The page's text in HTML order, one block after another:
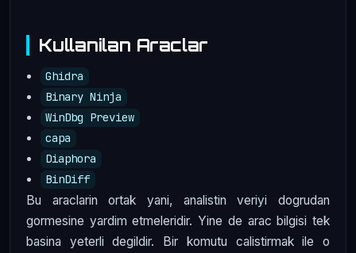
Kullanilan Araclar
Ghidra
Binary Ninja
WinDbg Preview
capa
Diaphora
BinDiff
Bu araclarin ortak yani, analistin veriyi dogrudan
gormesine yardim etmeleridir. Yine de arac bilgisi tek
basina yeterli degildir. Bir komutu calistirmak ile o